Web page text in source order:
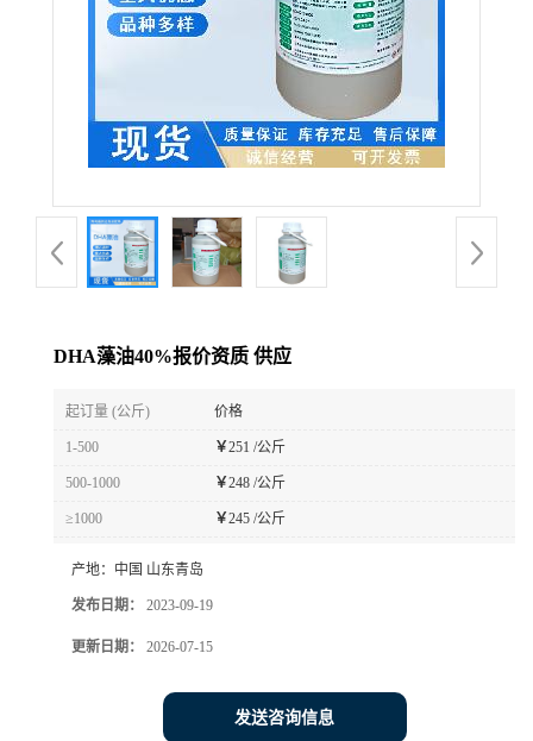
DHA藻油40%报价资质 供应
起订量 (公斤) 价格
1-500 ￥251 /公斤
500-1000 ￥248 /公斤
≥1000 ￥245 /公斤
产地： 中国 山东青岛
发布日期： 2023-09-19
更新日期： 2026-07-15
发送咨询信息